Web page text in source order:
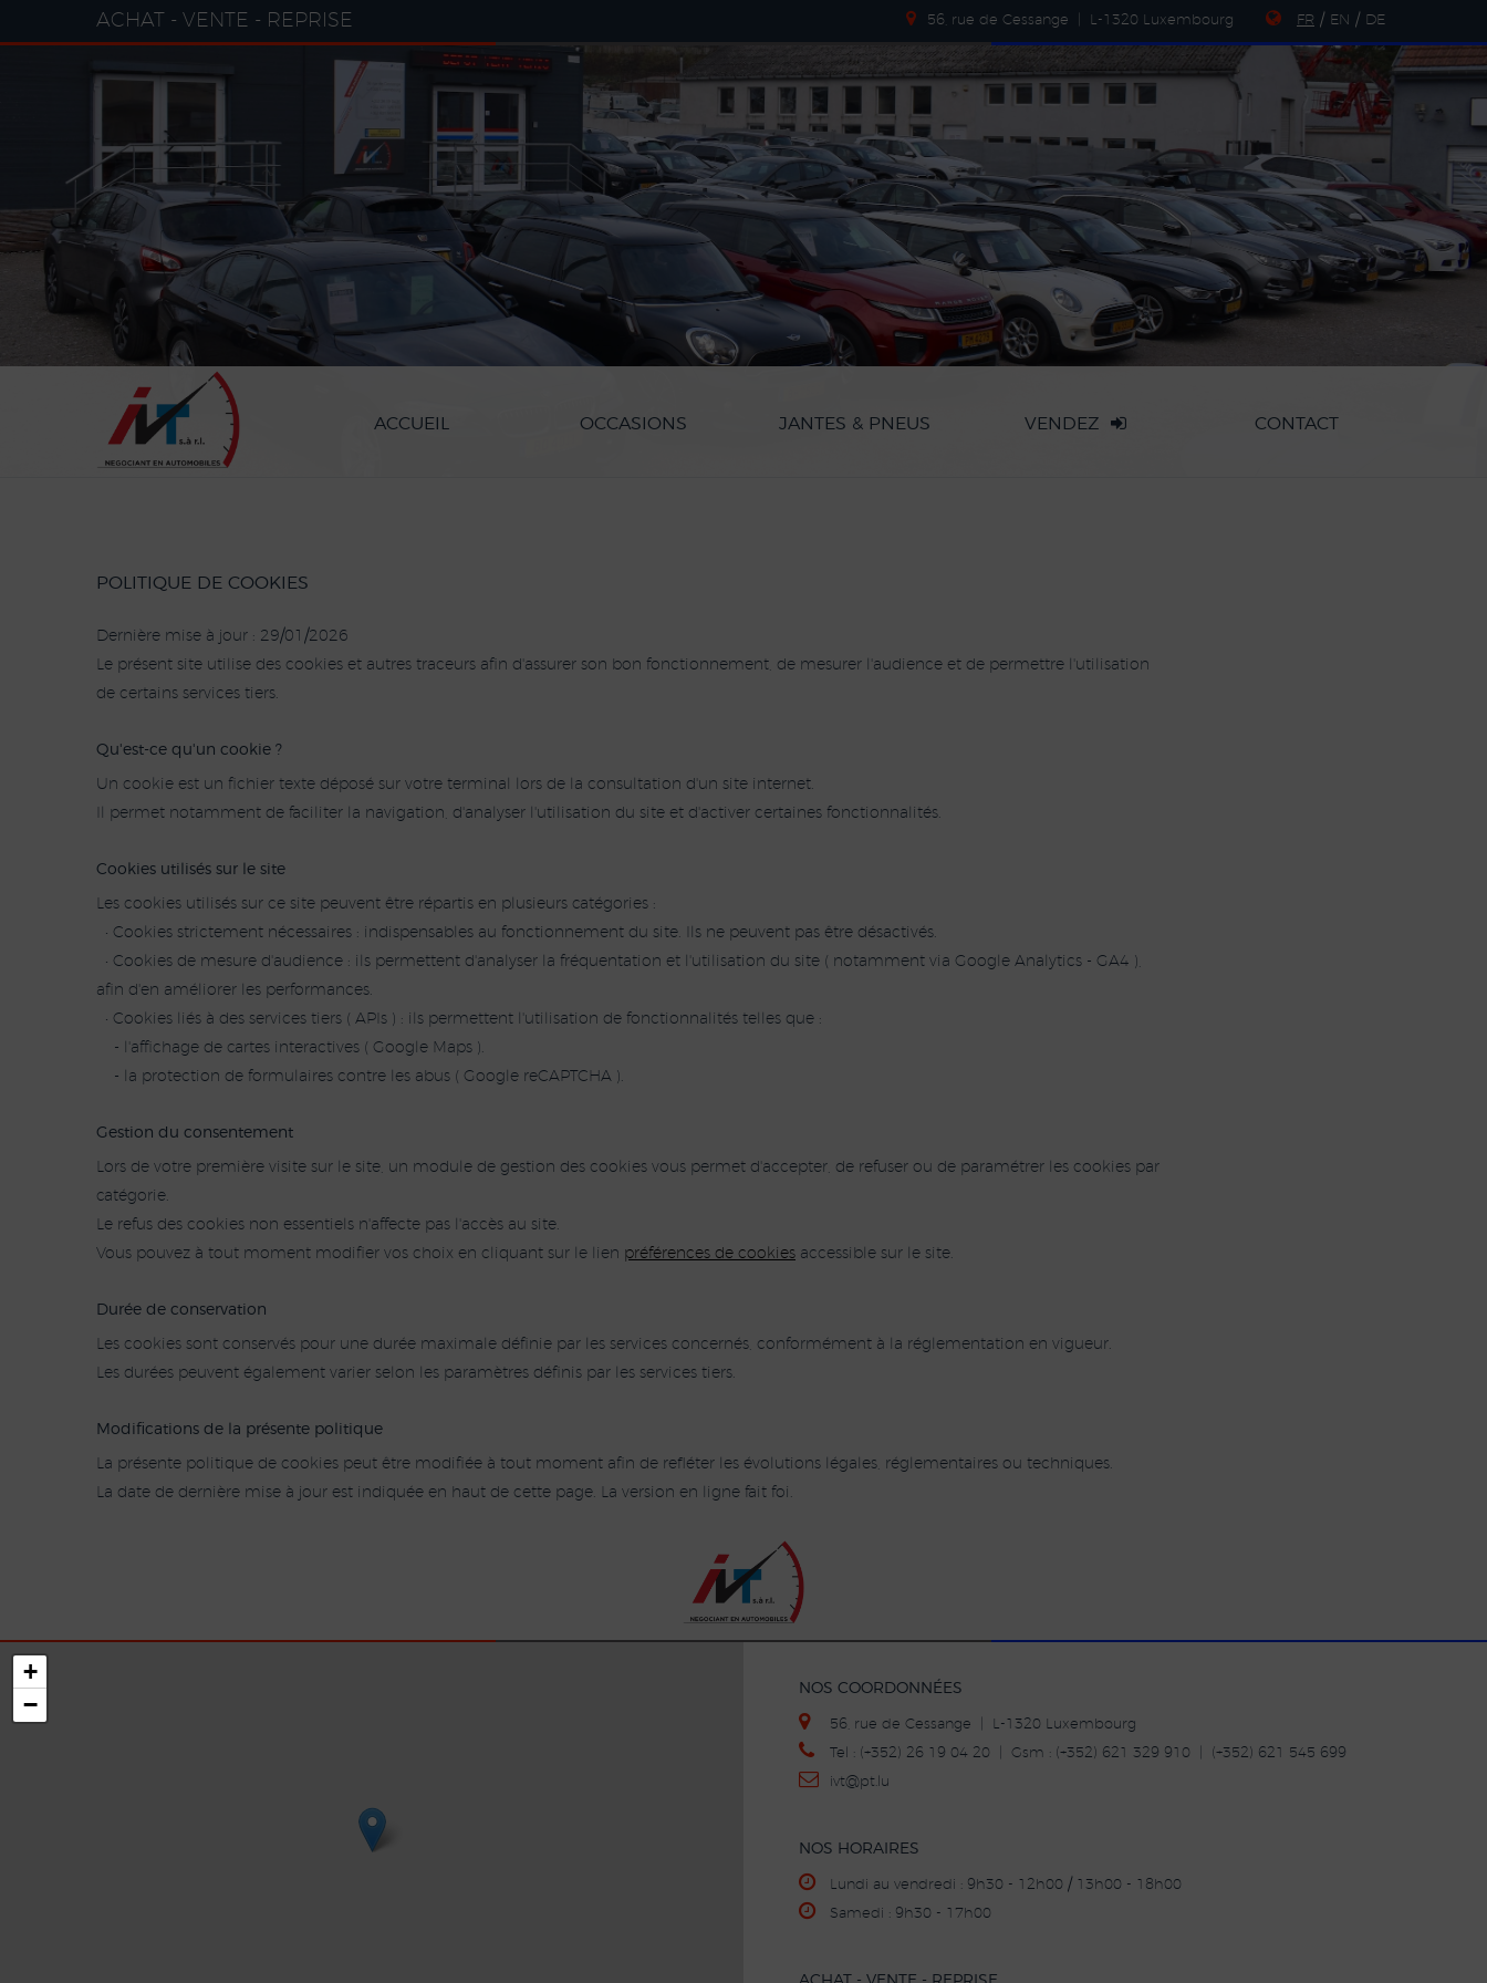
ACHAT - VENTE - REPRISE 56, rue de Cessange L-1320 Luxembourg FR / EN / DE
ACCUEIL OCCASIONS JANTES & PNEUS VENDEZ CONTACT
POLITIQUE DE COOKIES
Dernière mise à jour : 29/01/2026
Le présent site utilise des cookies et autres traceurs afin d'assurer son bon fonctionnement, de mesurer l'audience et de permettre l'utilisation
de certains services tiers.
Qu'est-ce qu'un cookie ?
Un cookie est un fichier texte déposé sur votre terminal lors de la consultation d'un site internet.
Il permet notamment de faciliter la navigation, d'analyser l'utilisation du site et d'activer certaines fonctionnalités.
Cookies utilisés sur le site
Les cookies utilisés sur ce site peuvent être répartis en plusieurs catégories :
• Cookies strictement nécessaires : indispensables au fonctionnement du site. Ils ne peuvent pas être désactivés.
• Cookies de mesure d'audience : ils permettent d'analyser la fréquentation et l'utilisation du site ( notamment via Google Analytics - GA4 ),
afin d'en améliorer les performances.
• Cookies liés à des services tiers ( APIs ) : ils permettent l'utilisation de fonctionnalités telles que :
- l'affichage de cartes interactives ( Google Maps ).
- la protection de formulaires contre les abus ( Google reCAPTCHA ).
Gestion du consentement
Lors de votre première visite sur le site, un module de gestion des cookies vous permet d'accepter, de refuser ou de paramétrer les cookies par
catégorie.
Le refus des cookies non essentiels n'affecte pas l'accès au site.
Vous pouvez à tout moment modifier vos choix en cliquant sur le lien préférences de cookies accessible sur le site.
Durée de conservation
Les cookies sont conservés pour une durée maximale définie par les services concernés, conformément à la réglementation en vigueur.
Les durées peuvent également varier selon les paramètres définis par les services tiers.
Modifications de la présente politique
La présente politique de cookies peut être modifiée à tout moment afin de refléter les évolutions légales, réglementaires ou techniques.
La date de dernière mise à jour est indiquée en haut de cette page. La version en ligne fait foi.
+
−
NOS COORDONNÉES
56, rue de Cessange | L-1320 Luxembourg
Tel : (+352) 26 19 04 20 | Gsm : (+352) 621 329 910 | (+352) 621 545 699
ivt@pt.lu
NOS HORAIRES
Lundi au vendredi : 9h30 - 12h00 / 13h00 - 18h00
Samedi : 9h30 - 17h00
Paramètres avancés des cookies